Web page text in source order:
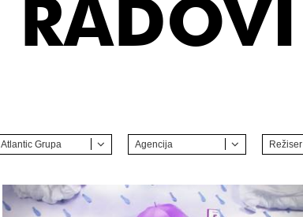
RADOVI
Atlantic Grupa Agencija Režiser